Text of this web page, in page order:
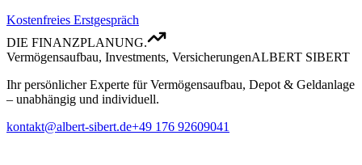
Kostenfreies Erstgespräch
DIE FINANZPLANUNG.
Vermögensaufbau, Investments, VersicherungenALBERT SIBERT
Ihr persönlicher Experte für Vermögensaufbau, Depot & Geldanlage
– unabhängig und individuell.
kontakt@albert-sibert.de+49 176 92609041